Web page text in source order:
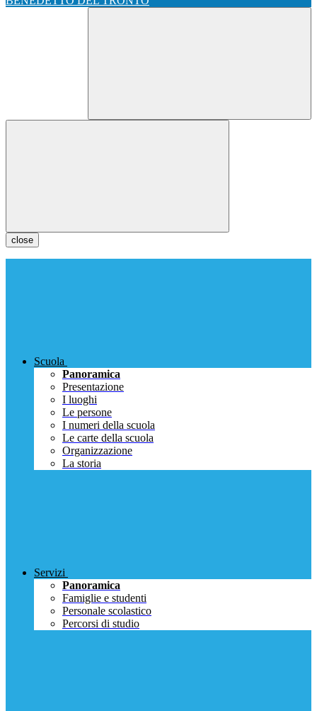
close
Scuola
Panoramica
Presentazione
I luoghi
Le persone
I numeri della scuola
Le carte della scuola
Organizzazione
La storia
Servizi
Panoramica
Famiglie e studenti
Personale scolastico
Percorsi di studio